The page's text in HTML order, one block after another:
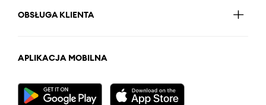
OBSŁUGA KLIENTA
APLIKACJA MOBILNA